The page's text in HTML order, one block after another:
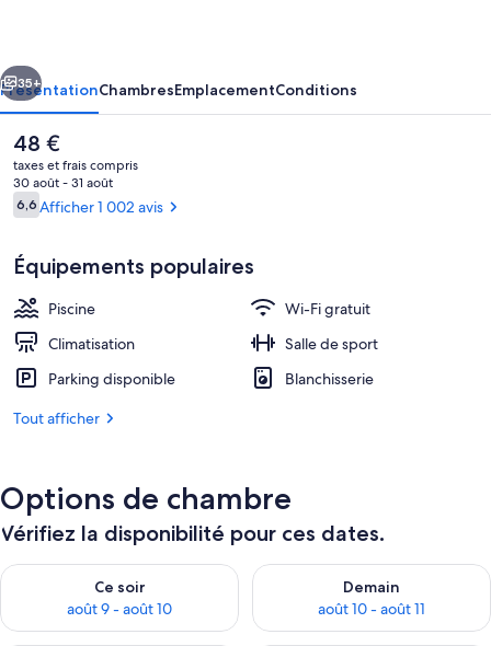
Piscine extérieure (ouverte en saison)
Suivant
35+
PrésentationChambresEmplacementConditions
Le
prix
actuel
est
de
48 €
taxes et frais compris
30 août - 31 août
Avis
voyageurs
6,66,6 sur 10
Afficher 1 002 avis
Équipements populaires
Piscine
Wi-Fi gratuit
Climatisation
Salle de sport
Parking disponible
Blanchisserie
Tout afficher
Options de chambre
Vérifiez la disponibilité pour ces dates.
Ce soir
août 9 - août 10
Vérifier la disponibilité pour ce soir août 9 - août 10
Demain
août 10 - août 11
Vérifier la disponibilité pour